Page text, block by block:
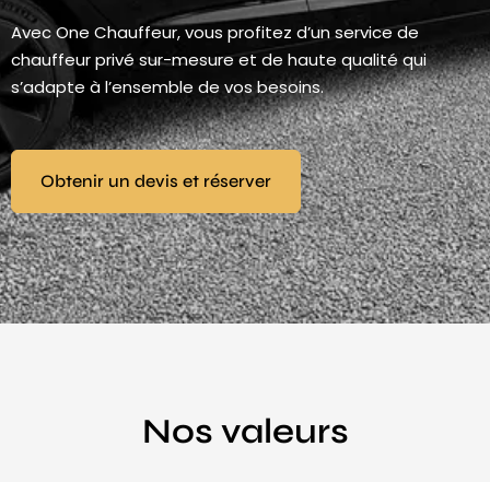
Avec One Chauffeur, vous profitez d’un service de
chauffeur privé sur-mesure et de haute qualité qui
s’adapte à l’ensemble de vos besoins.
Obtenir un devis et réserver
Nos valeurs